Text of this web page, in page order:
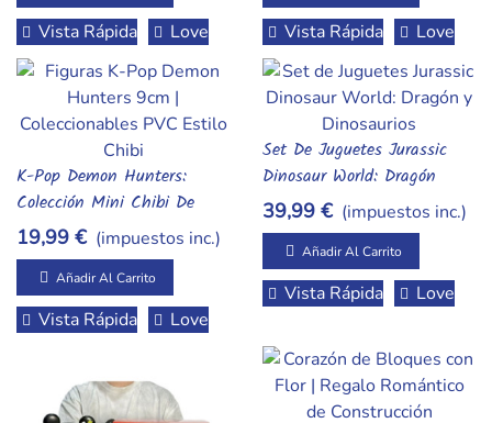
Vista Rápida Love Vista Rápida Love
Añadir Al Carrito
K-Pop Demon Hunters:
Colección Mini Chibi De
PVC (8-9 Cm)
19,99 € (impuestos inc.)
Añadir Al Carrito
Vista Rápida Love
Añadir Al Carrito
Set De Juguetes Jurassic
Dinosaur World: Dragón
Legendario Y Figuras De
Acción – Kit De Aventura
Prehistórica Con Accesorios
39,99 € (impuestos inc.)
Añadir Al Carrito
Vista Rápida Love